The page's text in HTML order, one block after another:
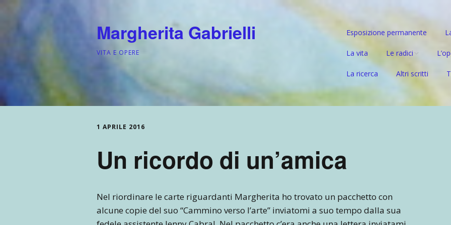
Margherita Gabrielli
VITA E OPERE
Esposizione permanente
La vita Le radici
Il ramo paterno –
Il ramo materno –
La ricerca Altri scritti
1 APRILE 2016
Un ricordo di un’amica
Nel riordinare le carte riguardanti Margherita ho trovato un pacchetto con
alcune copie del suo “Cammino verso l’arte” inviatomi a suo tempo dalla sua